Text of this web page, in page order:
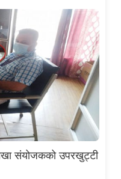
संयोजकको उपरखुट्टी